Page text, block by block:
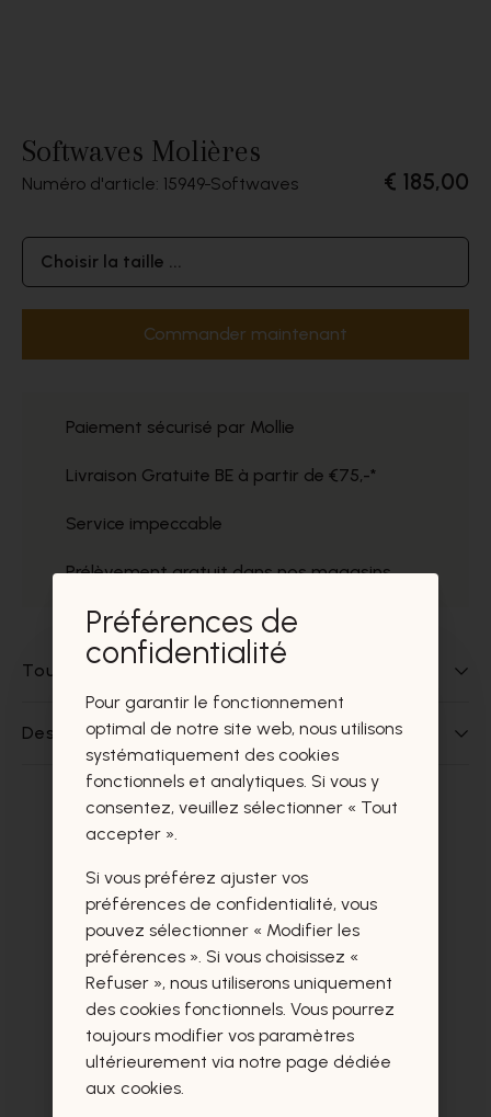
Softwaves Molières
Numéro d'article: 15949 Softwaves € 185,00
Choisir la taille ...
Commander maintenant
Paiement sécurisé par Mollie
Livraison Gratuite BE à partir de €75,-*
Service impeccable
Prélèvement gratuit dans nos magasins
Tout sur ce produit
Des questions sur ce produit?
Ces produits vous intéresseront
certainement aussi.
- 40%
Préférences de
confidentialité
Pour garantir le fonctionnement
optimal de notre site web, nous utilisons
systématiquement des cookies
fonctionnels et analytiques. Si vous y
consentez, veuillez sélectionner « Tout
accepter ».
Si vous préférez ajuster vos
préférences de confidentialité, vous
pouvez sélectionner « Modifier les
préférences ». Si vous choisissez «
Refuser », nous utiliserons uniquement
des cookies fonctionnels. Vous pourrez
toujours modifier vos paramètres
ultérieurement via notre page dédiée
aux cookies.